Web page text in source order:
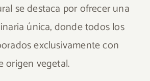
se destaca por ofrecer una
única, donde todos los
exclusivamente con
origen vegetal.